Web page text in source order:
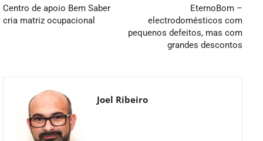
Centro de apoio Bem Saber
cria matriz ocupacional
EternoBom –
electrodomésticos com
pequenos defeitos, mas com
grandes descontos
Joel Ribeiro